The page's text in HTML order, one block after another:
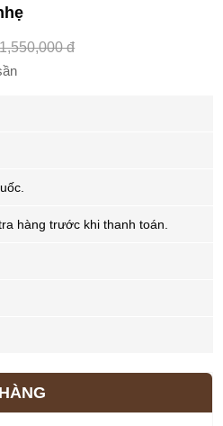
1,550,000 đ
hàng trước khi thanh toán.